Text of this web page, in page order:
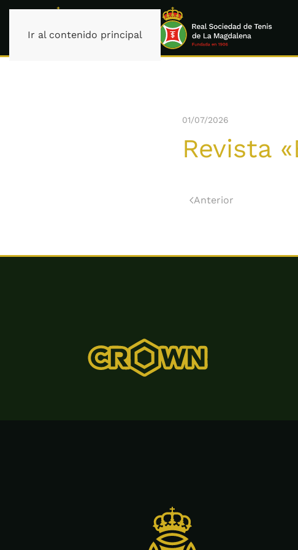
Ir al contenido principal
01/07/2026
Revista
Anterior